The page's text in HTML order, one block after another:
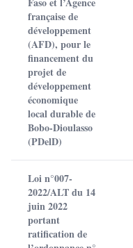
française de
développement
(AFD), pour le
financement du
projet de
développement
économique
local durable de
Bobo-Dioulasso
(PDelD)
Loi n°007-
2022/ALT du 14
juin 2022
portant
ratification de